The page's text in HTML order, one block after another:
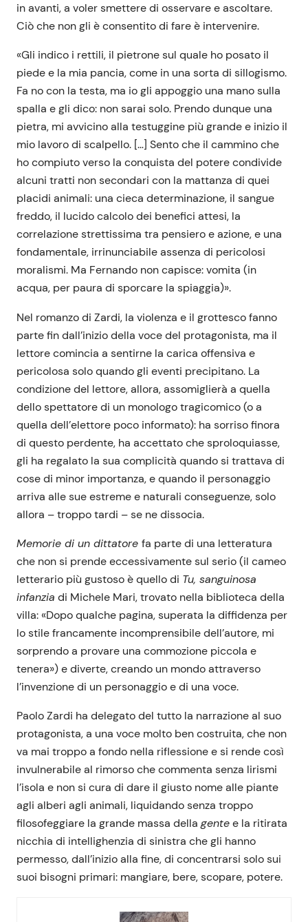
in avanti, a voler smettere di osservare e ascoltare.
Ciò che non gli è consentito di fare è intervenire.
«Gli indico i rettili, il pietrone sul quale ho posato il
piede e la mia pancia, come in una sorta di sillogismo.
Fa no con la testa, ma io gli appoggio una mano sulla
spalla e gli dico: non sarai solo. Prendo dunque una
pietra, mi avvicino alla testuggine più grande e inizio il
mio lavoro di scalpello. […] Sento che il cammino che
ho compiuto verso la conquista del potere condivide
alcuni tratti non secondari con la mattanza di quei
placidi animali: una cieca determinazione, il sangue
freddo, il lucido calcolo dei benefici attesi, la
correlazione strettissima tra pensiero e azione, e una
fondamentale, irrinunciabile assenza di pericolosi
moralismi. Ma Fernando non capisce: vomita (in
acqua, per paura di sporcare la spiaggia)».
Nel romanzo di Zardi, la violenza e il grottesco fanno
parte fin dall’inizio della voce del protagonista, ma il
lettore comincia a sentirne la carica offensiva e
pericolosa solo quando gli eventi precipitano. La
condizione del lettore, allora, assomiglierà a quella
dello spettatore di un monologo tragicomico (o a
quella dell’elettore poco informato): ha sorriso finora
di questo perdente, ha accettato che sproloquiasse,
gli ha regalato la sua complicità quando si trattava di
cose di minor importanza, e quando il personaggio
arriva alle sue estreme e naturali conseguenze, solo
allora – troppo tardi – se ne dissocia.
Memorie di un dittatore fa parte di una letteratura
che non si prende eccessivamente sul serio (il cameo
letterario più gustoso è quello di Tu, sanguinosa
infanzia di Michele Mari, trovato nella biblioteca della
villa: «Dopo qualche pagina, superata la diffidenza per
lo stile francamente incomprensibile dell’autore, mi
sorprendo a provare una commozione piccola e
tenera») e diverte, creando un mondo attraverso
l’invenzione di un personaggio e di una voce.
Paolo Zardi ha delegato del tutto la narrazione al suo
protagonista, a una voce molto ben costruita, che non
va mai troppo a fondo nella riflessione e si rende così
invulnerabile al rimorso che commenta senza lirismi
l’isola e non si cura di dare il giusto nome alle piante
agli alberi agli animali, liquidando senza troppo
filosofeggiare la grande massa della gentee la ritirata
nicchia di intellighenzia di sinistra che gli hanno
permesso, dall’inizio alla fine, di concentrarsi solo sui
suoi bisogni primari: mangiare, bere, scopare, potere.